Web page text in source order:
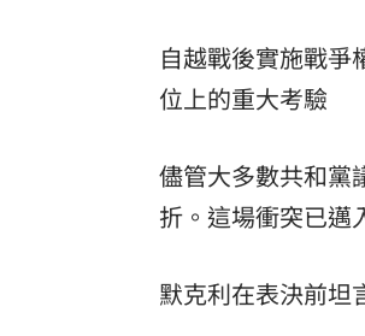
自越戰後實施戰
位上的重大考驗
儘管大多數共和黨
折。這場衝突已邁
默克利在表決前坦